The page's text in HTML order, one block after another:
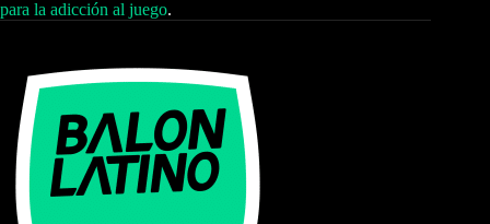
para la adicción al juego.